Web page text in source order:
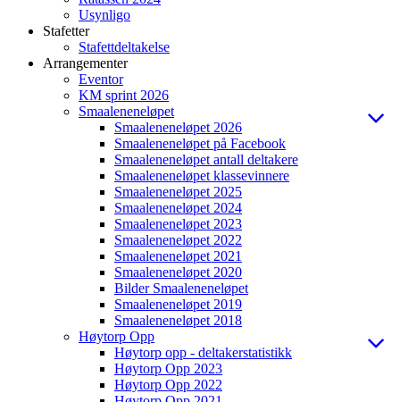
Usynligo
Stafetter
Stafettdeltakelse
Arrangementer
Eventor
KM sprint 2026
Smaaleneneløpet
Smaaleneneløpet 2026
Smaaleneneløpet på Facebook
Smaaleneneløpet antall deltakere
Smaaleneneløpet klassevinnere
Smaaleneneløpet 2025
Smaaleneneløpet 2024
Smaaleneneløpet 2023
Smaaleneneløpet 2022
Smaaleneneløpet 2021
Smaaleneneløpet 2020
Bilder Smaaleneneløpet
Smaaleneneløpet 2019
Smaaleneneløpet 2018
Høytorp Opp
Høytorp opp - deltakerstatistikk
Høytorp Opp 2023
Høytorp Opp 2022